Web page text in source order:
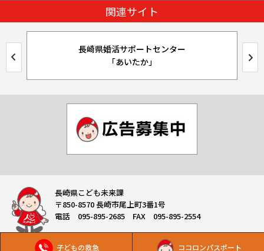
子どもの救急 ココロンパスポート
関連サイト
長崎県婚活サポートセンター
「あいたか」
長崎県こども未来課
〒850-8570 長崎市尾上町3番1号
電話 095-895-2685 FAX 095-895-2554